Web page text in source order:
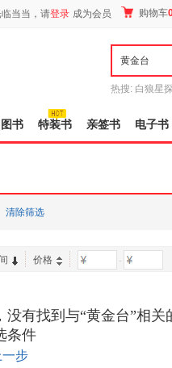
当当，请登录 成为会员 购物车
热搜: 白狼星
图书 特装书 亲签书 电子书
清除筛选
价格 -
没有找到与“黄金台”相
条件
步